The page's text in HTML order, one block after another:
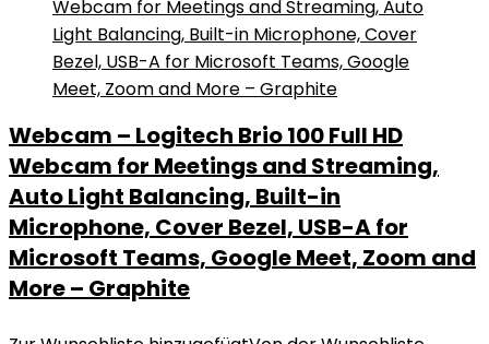
Webcam – Logitech Brio 100 Full HD
Webcam for Meetings and Streaming,
Auto Light Balancing, Built-in
Microphone, Cover Bezel, USB-A for
Microsoft Teams, Google Meet, Zoom and
More – Graphite